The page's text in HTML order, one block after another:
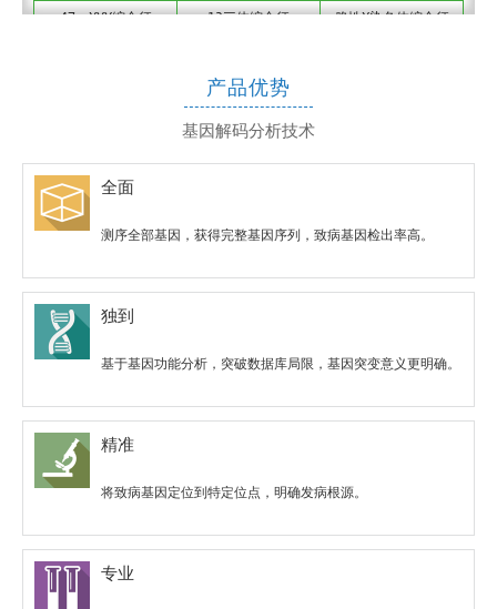
47，XYY综合征
13三体综合征
脆性X染色体综合征
特纳综合征
产品优势
基因解码分析技术
全面
测序全部基因，获得完整基因序列，致病基因检出率高。
独到
基于基因功能分析，突破数据库局限，基因突变意义更明确。
精准
将致病基因定位到特定位点，明确发病根源。
专业